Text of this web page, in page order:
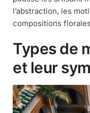
l’abstraction, les
compositions
Types de
et leur